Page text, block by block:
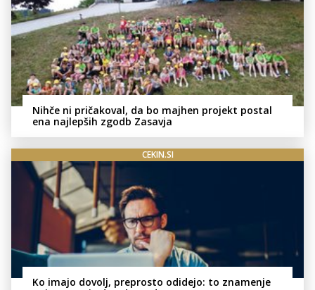
Nihče ni pričakoval, da bo majhen projekt postal
ena najlepših zgodb Zasavja
CEKIN.SI
Ko imajo dovolj, preprosto odidejo: to znamenje